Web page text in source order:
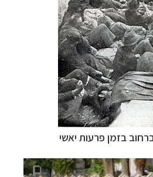
ברחוב בזמן פרעות יאשי